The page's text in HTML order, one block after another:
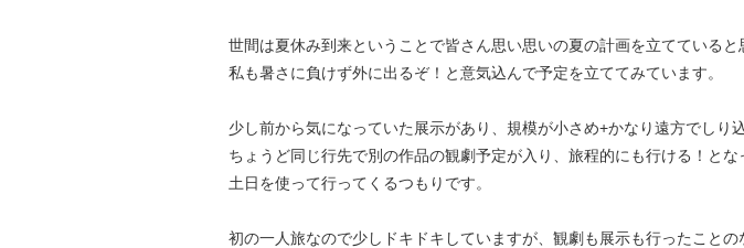
世間は夏休み到来ということで皆さん思い思いの夏の計画を立てていると
私も暑さに負けず外に出るぞ！と意気込んで予定を立ててみています。
少し前から気になっていた展示があり、規模が小さめ+かなり遠方でしり
ちょうど同じ行先で別の作品の観劇予定が入り、旅程的にも行ける！とな
土日を使って行ってくるつもりです。
初の一人旅なので少しドキドキしていますが、観劇も展示も行ったこと